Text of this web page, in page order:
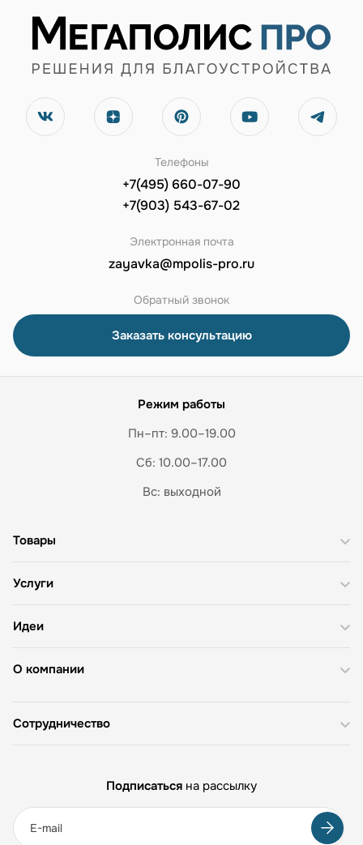
Телефоны
+7(495) 660-07-90
+7(903) 543-67-02
Электронная почта
zayavka@mpolis-pro.ru
Обратный звонок
Заказать консультацию
Режим работы
Пн–пт: 9.00–19.00
Сб: 10.00–17.00
Вс: выходной
О компании
Товары
Услуги
Идеи
Сотрудничество
Подписаться на рассылку